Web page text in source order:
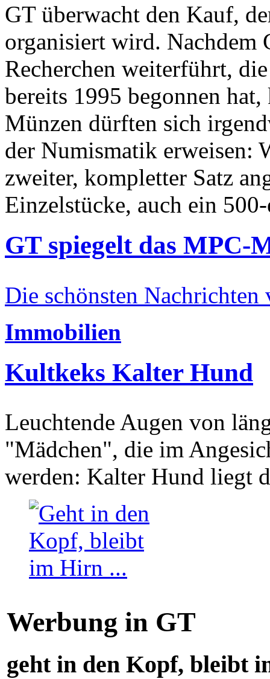
GT überwacht den Kauf,
organisiert wird. Nachdem
Recherchen weiterführt,
bereits 1995 begonnen
Münzen dürften sich
der Numismatik erweisen:
zweiter, kompletter Satz
Einzelstücke, auch ein
GT spiegelt das MPC-
Die schönsten Nachrichten
Immobilien
Kultkeks Kalter Hund
Leuchtende Augen von
"Mädchen", die im
werden: Kalter Hund liegt
Werbung in GT
geht in den Kopf, bleibt